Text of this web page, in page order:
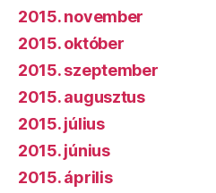
2015. november
2015. október
2015. szeptember
2015. augusztus
2015. július
2015. június
2015. április